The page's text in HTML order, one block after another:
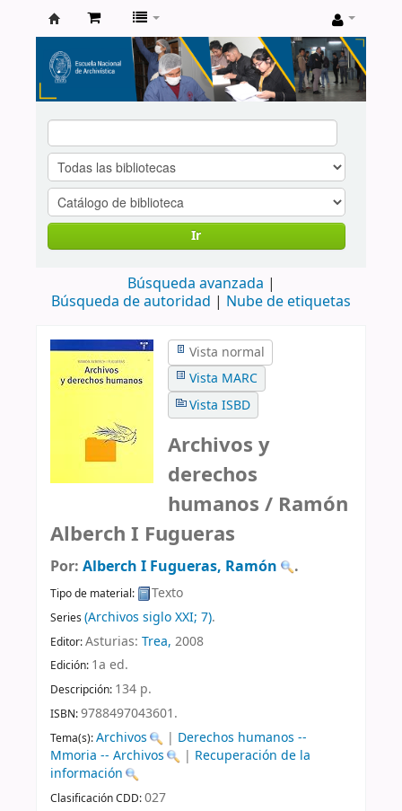
Catálogo
de
Biblioteca
ENA
Ir
Búsqueda avanzada
Búsqueda de autoridad
Nube de etiquetas
Vista normal
Vista MARC
Vista ISBD
Archivos y
derechos
humanos / Ramón
Alberch I Fugueras
Por: Alberch I Fugueras, Ramón .
Tipo de material: Texto
Series (Archivos siglo XXI; 7).
Editor:Asturias: Trea, 2008
Edición: 1a ed.
Descripción: 134 p.
ISBN:9788497043601.
Tema(s):Archivos | Derechos humanos --
Mmoria -- Archivos
| Recuperación de la
información
Clasificación CDD:027